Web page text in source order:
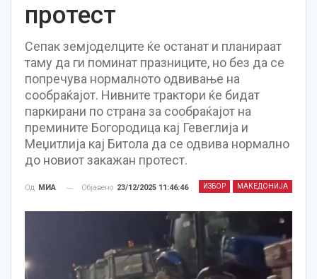
протест
Сепак земјоделците ќе останат и планираат
таму да ги поминат празниците, но без да се
попречува нормалното одвивање на
сообраќајот. Нивните трактори ќе бидат
паркирани по страна за сообраќајот на
премините Богородица кај Гевеглија и
Меџитлија кај Битола да се одвива нормално
до новиот закажан протест.
ИЗБОР МАКЕДОНИЈА
Од МИА Објавено 23/12/2025 11:46:46